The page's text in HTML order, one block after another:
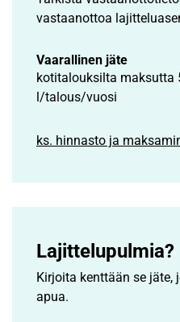
vastaanottoa
Vaarallinen jäte
kotitalouksilta maksutta
l/talous/vuosi
ks. hinnasto ja
Kirjoita kenttään se
apua.